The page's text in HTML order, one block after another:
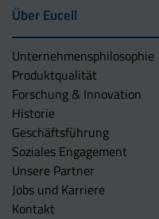
Über Eucell
Unternehmens­philosophie
Produktqualität
Forschung & Innovation
Historie
Geschäftsführung
Soziales Engagement
Unsere Partner
Jobs und Karriere
Kontakt